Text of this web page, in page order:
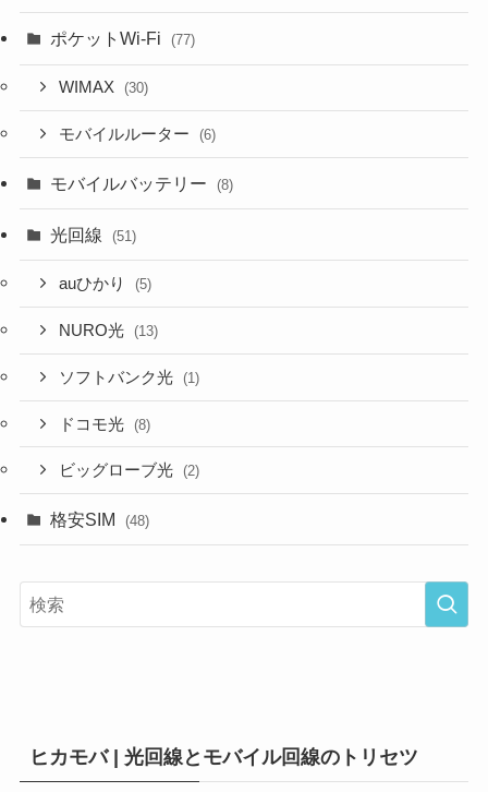
ポケットWi-Fi (77)
WIMAX (30)
モバイルルーター (6)
モバイルバッテリー (8)
光回線 (51)
auひかり (5)
NURO光 (13)
ソフトバンク光 (1)
ドコモ光 (8)
ビッグローブ光 (2)
格安SIM (48)
ヒカモバ | 光回線とモバイル回線のトリセツ